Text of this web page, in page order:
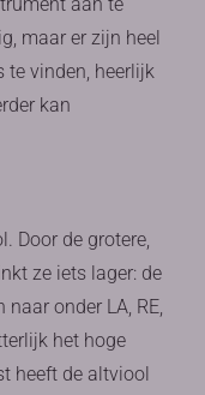
maar er zijn heel
te vinden, heerlijk
kan
Door de grotere,
ze iets lager: de
onder LA, RE,
het hoge
heeft de altviool